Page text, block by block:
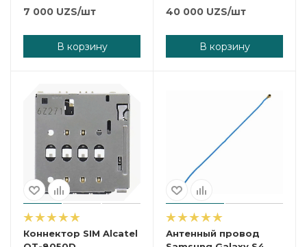
7 000 UZS/шт
В корзину
40 000 UZS/шт
В корзину
Коннектор SIM Alcatel
Антенный провод